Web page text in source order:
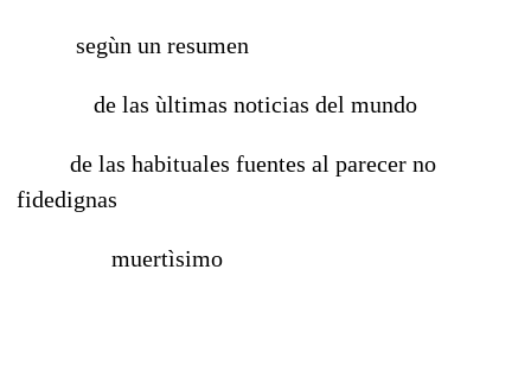
segùn un resumen
de las ùltimas noticias del mundo
de las habituales fuentes al parecer no
fidedignas
muertìsimo